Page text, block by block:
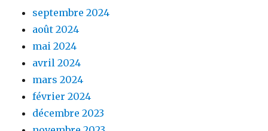
septembre 2024
août 2024
mai 2024
avril 2024
mars 2024
février 2024
décembre 2023